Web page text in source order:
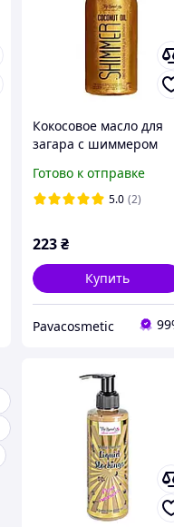
Кокосовое масло для
загара с шиммером
Готово к отправке
5.0 (2)
223₴
Купить
Pavacosmetic